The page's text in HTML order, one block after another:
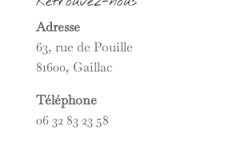
Adresse
63, rue de Pouille
81600, Gaillac
Téléphone
06 32 83 23 58